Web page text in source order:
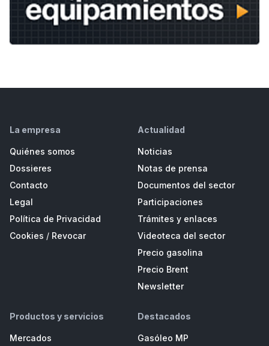
La empresa
Quiénes somos
Dossieres
Contacto
Legal
Política de Privacidad
Cookies / Revocar
Actualidad
Noticias
Notas de prensa
Documentos del sector
Participaciones
Trámites y enlaces
Videoteca del sector
Precio gasolina
Precio Brent
Newsletter
Productos y servicios
Mercados
Destacados
Gasóleo MP